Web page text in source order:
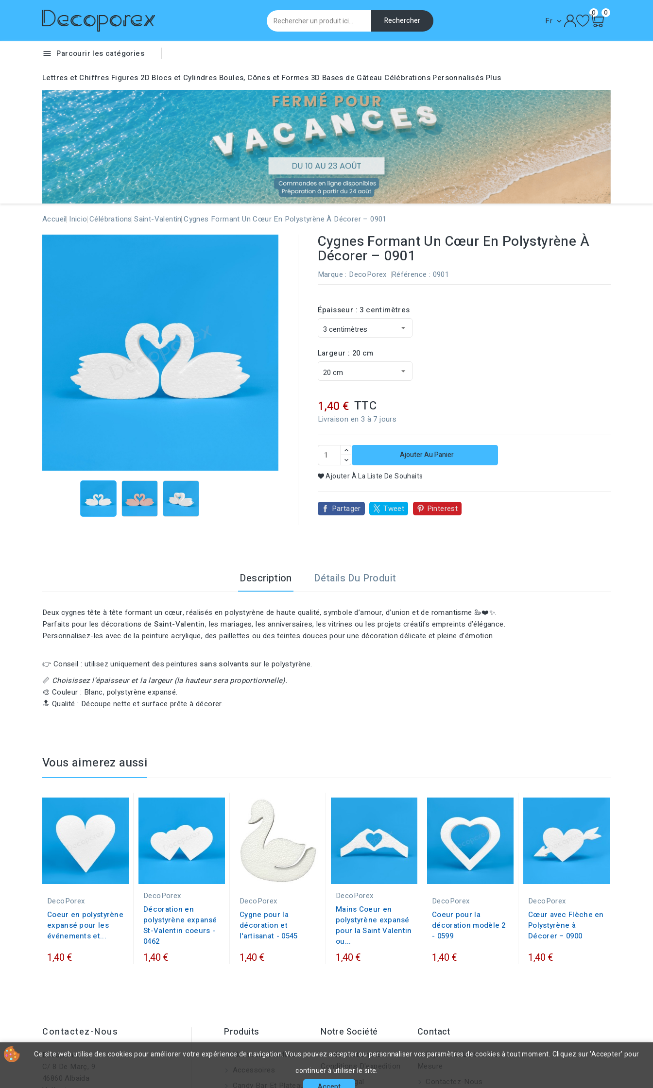
Rechercher Fr 
0 0
 Parcourir les catégories
Lettres et Chiffres Figures 2D Blocs et Cylindres Boules, Cônes et Formes 3D Bases de Gâteau Célébrations Personnalisés Plus
Accueil Inicio Célébrations Saint-Valentin Cygnes Formant Un Cœur En Polystyrène À Décorer – 0901
Cygnes Formant Un Cœur En Polystyrène À
Décorer – 0901
Marque : DecoPorex Référence : 0901
Épaisseur : 3 centimètres
Largeur : 20 cm
1,40 € TTC
Livraison en 3 à 7 jours
Ajouter Au Panier
Ajouter À La Liste De Souhaits
Partager Tweet Pinterest
Description Détails Du Produit
Deux cygnes tête à tête formant un cœur, réalisés en polystyrène de haute qualité, symbole d’amour, d’union et de romantisme 🦢❤️✨.
Parfaits pour les décorations deSaint-Valentin, les mariages, les anniversaires, les vitrines ou les projets créatifs empreints d’élégance.
Personnalisez-les avec de la peinture acrylique, des paillettes ou des teintes douces pour une décoration délicate et pleine d’émotion.
👉 Conseil : utilisez uniquement des peintures sans solvants sur le polystyrène.
📏 Choisissez l’épaisseur et la largeur (la hauteur sera proportionnelle).
🎨 Couleur : Blanc, polystyrène expansé.
🔝 Qualité : Découpe nette et surface prête à décorer.
Vous aimerez aussi
DecoPorex
Coeur en polystyrène
expansé pour les
événements et...
1,40 €
DecoPorex
Décoration en
polystyrène expansé
St-Valentin coeurs -
0462
1,40 €
DecoPorex
Cygne pour la
décoration et
l'artisanat - 0545
1,40 €
DecoPorex
Mains Coeur en
polystyrène expansé
pour la Saint Valentin
ou...
1,40 €
DecoPorex
Coeur pour la
décoration modèle 2
- 0599
1,40 €
DecoPorex
Cœur avec Flèche en
Polystyrène à
Décorer – 0900
1,40 €
Contactez-Nous
Decoporex
C/ 8 De Març, 9
46860 Albaida
Produits
Nouveaux Produits
Accessoires
Candy Bar Et Plateaux
Notre Société
Informations Et
Conditions D'expedition
Avis Légal
Contact
Figures Et Lettres Sur
Mesure
Contactez-Nous
Ce site web utilise des cookies pour améliorer votre expérience de navigation. Vous pouvez accepter ou personnaliser vos paramètres de cookies à tout moment. Cliquez sur 'Accepter' pour
continuer à utiliser le site.